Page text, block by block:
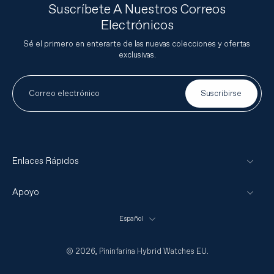
Suscríbete A Nuestros Correos
Electrónicos
Sé el primero en enterarte de las nuevas colecciones y ofertas
exclusivas.
Correo electrónico Suscribirse
Enlaces Rápidos
Apoyo
Español
© 2026, Pininfarina Hybrid Watches EU.